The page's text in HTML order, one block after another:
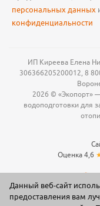
персональных данных
конфиденциальности
ИП Киреева Елена
306366205200012, 8
2026 © «Экопорт»
водоподготовки для
Оценка 4,6
Данный веб-сайт
предоставления вам